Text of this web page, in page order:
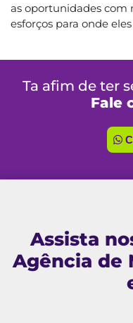
as oportunidades com
esforços para onde
Ta afim de ter
Fale
Assista
Agência de